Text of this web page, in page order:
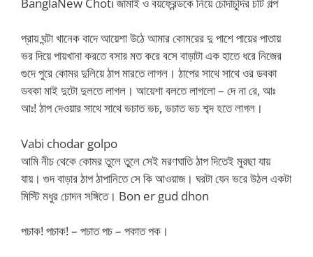
প্রায় ঘন্টা খানেক বাদে আয়েশা উঠে আমার কোমরের দু পাশে পায়ের পাতায়
ভর দিয়ে পায়খানা করতে বসার মত করে বসে বাড়াটা এক হাতে ধরে নিজের
গুদে পুরে কোমর দুলিয়ে ঠাপ মারতে লাগল। ঠাপের সাথে সাথে ওর ডবকা
ডবকা মাই দুটো দুলতে লাগল। আয়েশা বলতে লাগলো – দে না রে, আঃ
আঃ! ঠাপ দেওয়ার সাথে সাথে ভচাত ভচ, ভচাত ভচ শব্দ হতে লাগল।
Vabi chodar golpo
আমি নীচ থেকে কোমর তুলে তুলে সেই মরণঘাতি ঠাপ দিতেই মুরছা যায়
যায়। গুদ বাড়ার ঠাপ ঠাপানিতে সে কি আওয়াজ। ঘরটা যেন ভরে উঠল একটা
মিস্টি মধুর চোদন সঙ্গিতে। Bon er gud dhon
পচাক! পচাক! – পচাত পচ – পকাত পক।